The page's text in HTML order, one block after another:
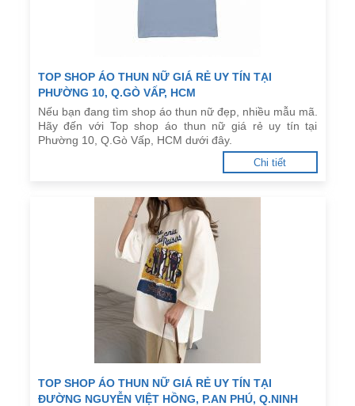
TOP SHOP ÁO THUN NỮ GIÁ RẺ UY TÍN TẠI
PHƯỜNG 10, Q.GÒ VẤP, HCM
Nếu bạn đang tìm shop áo thun nữ đẹp, nhiều mẫu mã.
Hãy đến với Top shop áo thun nữ giá rẻ uy tín tại
Phường 10, Q.Gò Vấp, HCM dưới đây.
Chi tiết
TOP SHOP ÁO THUN NỮ GIÁ RẺ UY TÍN TẠI
ĐƯỜNG NGUYỄN VIỆT HỒNG, P.AN PHÚ, Q.NINH